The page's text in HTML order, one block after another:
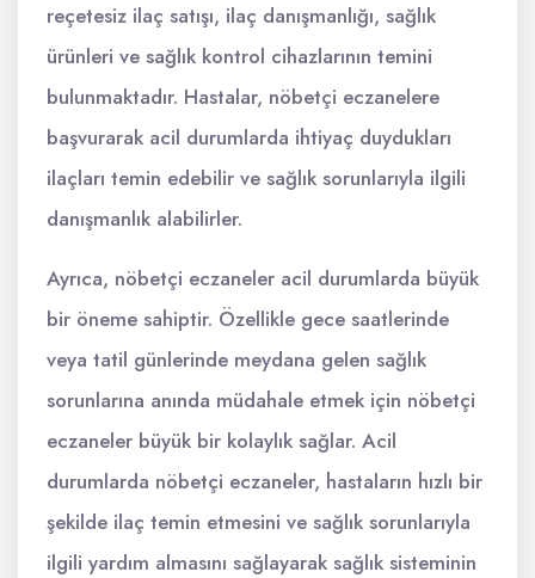
reçetesiz ilaç satışı, ilaç danışmanlığı, sağlık
ürünleri ve sağlık kontrol cihazlarının temini
bulunmaktadır. Hastalar, nöbetçi eczanelere
başvurarak acil durumlarda ihtiyaç duydukları
ilaçları temin edebilir ve sağlık sorunlarıyla ilgili
danışmanlık alabilirler.
Ayrıca, nöbetçi eczaneler acil durumlarda büyük
bir öneme sahiptir. Özellikle gece saatlerinde
veya tatil günlerinde meydana gelen sağlık
sorunlarına anında müdahale etmek için nöbetçi
eczaneler büyük bir kolaylık sağlar. Acil
durumlarda nöbetçi eczaneler, hastaların hızlı bir
şekilde ilaç temin etmesini ve sağlık sorunlarıyla
ilgili yardım almasını sağlayarak sağlık sisteminin